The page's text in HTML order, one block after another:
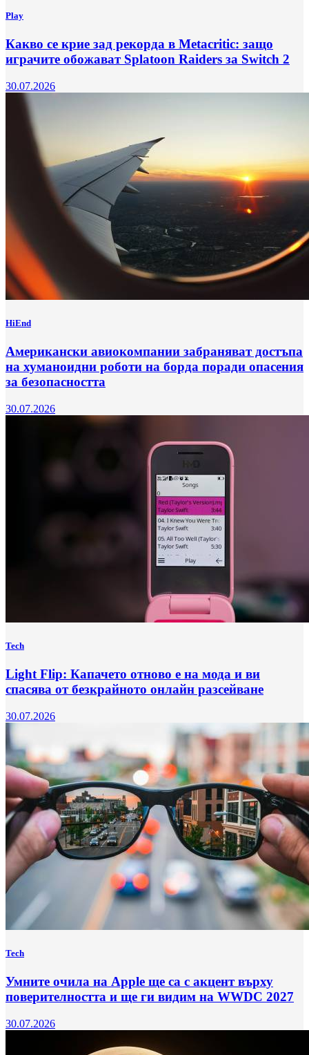
Play
Какво се крие зад рекорда в Metacritic: защо
играчите обожават Splatoon Raiders за Switch 2
30.07.2026
HiEnd
Американски авиокомпании забраняват достъпа
на хуманоидни роботи на борда поради опасения
за безопасността
30.07.2026
Tech
Light Flip: Капачето отново е на мода и ви
спасява от безкрайното онлайн разсейване
30.07.2026
Tech
Умните очила на Apple ще са с акцент върху
поверителността и ще ги видим на WWDC 2027
30.07.2026